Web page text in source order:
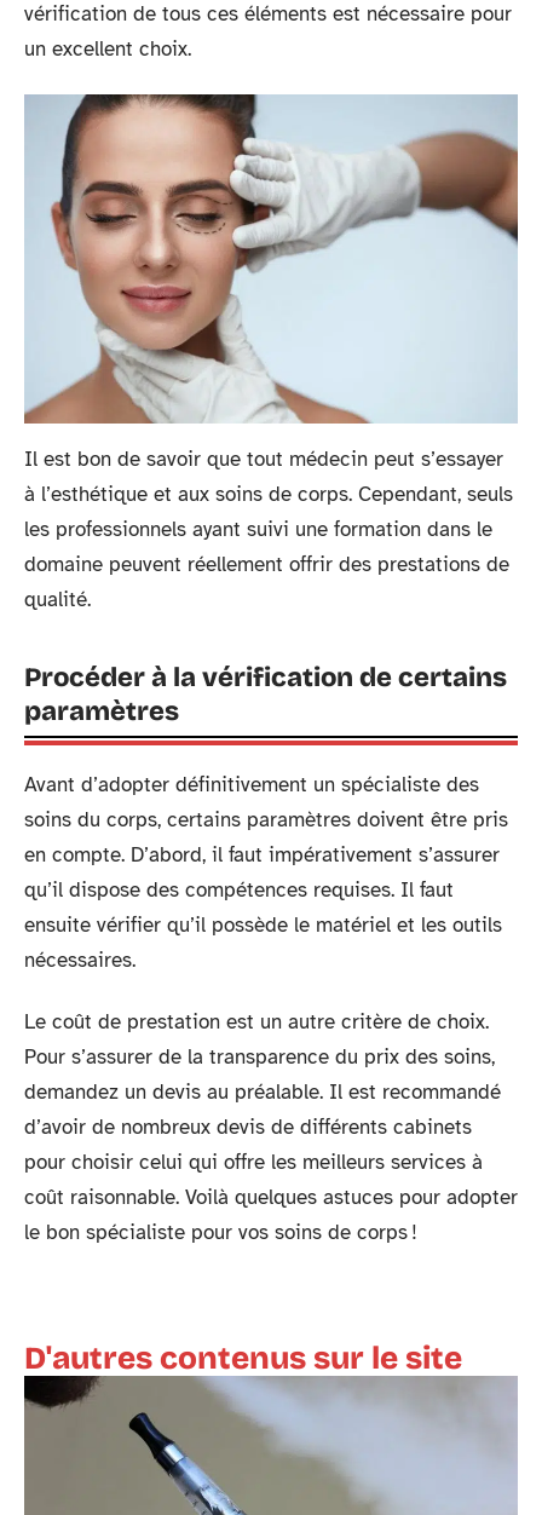
vérification de tous ces éléments est nécessaire pour
un excellent choix.
Il est bon de savoir que tout médecin peut s’essayer
à l’esthétique et aux soins de corps. Cependant, seuls
les professionnels ayant suivi une formation dans le
domaine peuvent réellement offrir des prestations de
qualité.
Procéder à la vérification de certains
paramètres
Avant d’adopter définitivement un spécialiste des
soins du corps, certains paramètres doivent être pris
en compte. D’abord, il faut impérativement s’assurer
qu’il dispose des compétences requises. Il faut
ensuite vérifier qu’il possède le matériel et les outils
nécessaires.
Le coût de prestation est un autre critère de choix.
Pour s’assurer de la transparence du prix des soins,
demandez un devis au préalable. Il est recommandé
d’avoir de nombreux devis de différents cabinets
pour choisir celui qui offre les meilleurs services à
coût raisonnable. Voilà quelques astuces pour adopter
le bon spécialiste pour vos soins de corps !
D'autres contenus sur le site